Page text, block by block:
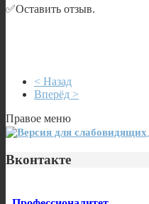
✅Оставить отзыв.
< Назад
Вперёд >
Правое меню
Вконтакте